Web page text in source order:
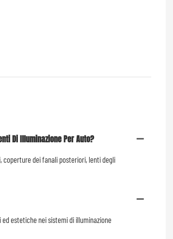
Di Illuminazione Per Auto?
coperture dei fanali posteriori, lenti degli
estetiche nei sistemi di illuminazione